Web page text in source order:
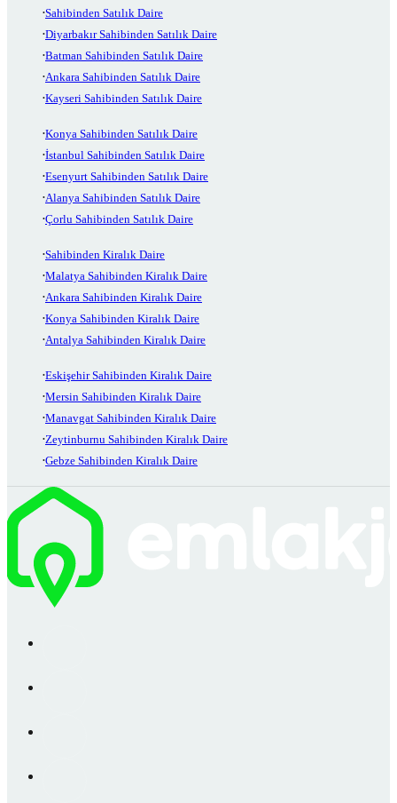
Sahibinden Satılık Daire
Diyarbakır Sahibinden Satılık Daire
Batman Sahibinden Satılık Daire
Ankara Sahibinden Satılık Daire
Kayseri Sahibinden Satılık Daire
Konya Sahibinden Satılık Daire
İstanbul Sahibinden Satılık Daire
Esenyurt Sahibinden Satılık Daire
Alanya Sahibinden Satılık Daire
Çorlu Sahibinden Satılık Daire
Sahibinden Kiralık Daire
Malatya Sahibinden Kiralık Daire
Ankara Sahibinden Kiralık Daire
Konya Sahibinden Kiralık Daire
Antalya Sahibinden Kiralık Daire
Eskişehir Sahibinden Kiralık Daire
Mersin Sahibinden Kiralık Daire
Manavgat Sahibinden Kiralık Daire
Zeytinburnu Sahibinden Kiralık Daire
Gebze Sahibinden Kiralık Daire